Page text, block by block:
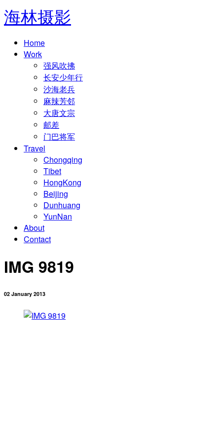
海林摄影
Home
Work
强风吹拂
长安少年行
沙海老兵
麻辣芳邻
大唐文宗
邮差
门巴将军
Travel
Chongqing
Tibet
HongKong
Beijing
Dunhuang
YunNan
About
Contact
IMG 9819
02 January 2013